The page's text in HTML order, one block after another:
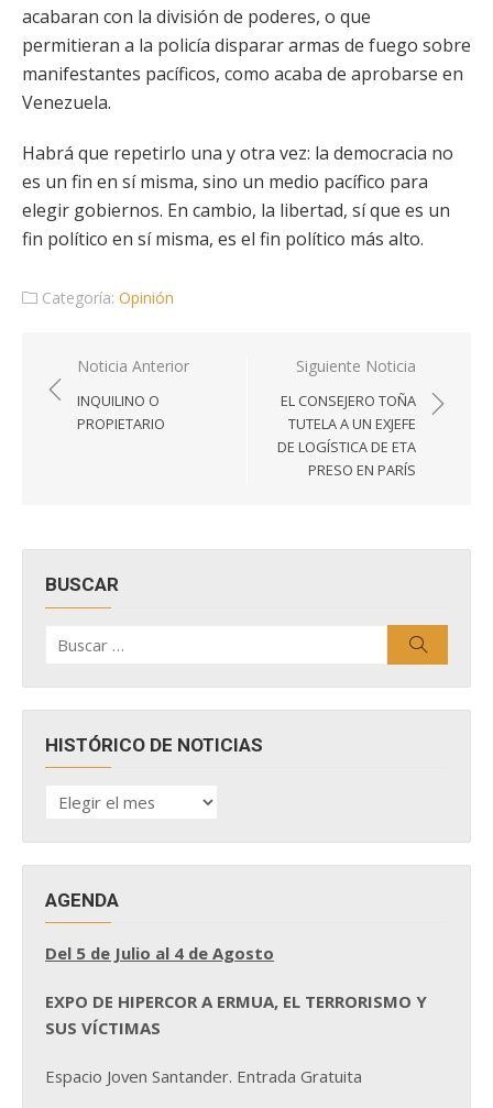
acabaran con la división de poderes, o que
permitieran a la policía disparar armas de fuego sobre
manifestantes pacíficos, como acaba de aprobarse en
Venezuela.
Habrá que repetirlo una y otra vez: la democracia no
es un fin en sí misma, sino un medio pacífico para
elegir gobiernos. En cambio, la libertad, sí que es un
fin político en sí misma, es el fin político más alto.
Categoría: Opinión
Navegación
de
entradas
Noticia Anterior
INQUILINO O
PROPIETARIO
Siguiente Noticia
EL CONSEJERO TOÑA
TUTELA A UN EXJEFE
DE LOGÍSTICA DE ETA
PRESO EN PARÍS
BUSCAR
por:
HISTÓRICO DE NOTICIAS
HISTÓRICO
DE
AGENDA
Del 5 de Julio al 4 de Agosto
EXPO DE HIPERCOR A ERMUA, EL TERRORISMO Y
SUS VÍCTIMAS
Espacio Joven Santander. Entrada Gratuita